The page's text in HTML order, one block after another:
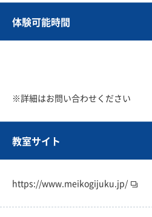
体験可能時間
※詳細はお問い合わせください
教室サイト
https://www.meikogijuku.jp/